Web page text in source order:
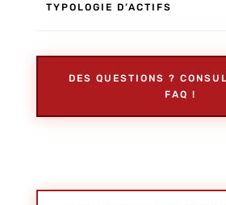
TYPOLOGIE D’ACTIFS
DES QUESTIONS ?
FAQ !